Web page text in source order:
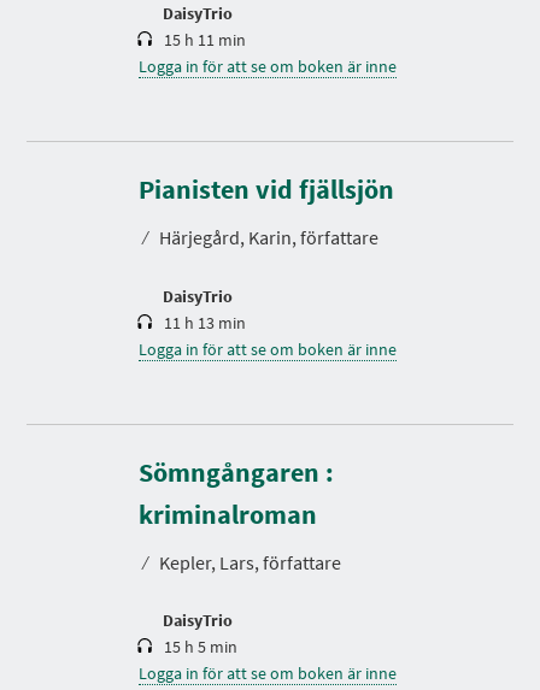
DaisyTrio
15 h 11 min
Logga in för att se om boken är inne
Pianisten vid fjällsjön
⁄ Härjegård, Karin, författare
DaisyTrio
S
e
l
i
11 h 13 min
Logga in för att se om boken är inne
Sömngångaren :
kriminalroman
⁄ Kepler, Lars, författare
DaisyTrio
S
p
e
l
i
15 h 5 min
Logga in för att se om boken är inne